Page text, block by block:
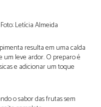
Foto:Letícia Almeida
resulta em uma calda
um leve ardor. O preparo é
e adicionar um toque
o sabor das frutas sem